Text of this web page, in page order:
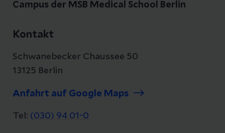
Campus der MSB Medical School Berlin
Kontakt
Schwanebecker Chaussee 50
13125 Berlin
Anfahrt auf Google Maps
Tel: (030) 94 01-0